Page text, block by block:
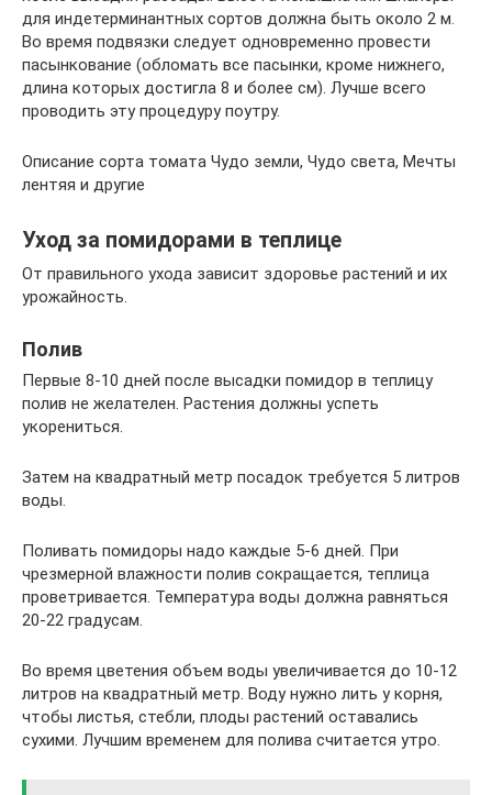
для индетерминантных сортов должна быть около 2 м.
Во время подвязки следует одновременно провести
пасынкование (обломать все пасынки, кроме нижнего,
длина которых достигла 8 и более см). Лучше всего
проводить эту процедуру поутру.
Описание сорта томата Чудо земли, Чудо света, Мечты
лентяя и другие
Уход за помидорами в теплице
От правильного ухода зависит здоровье растений и их
урожайность.
Полив
Первые 8-10 дней после высадки помидор в теплицу
полив не желателен. Растения должны успеть
укорениться.
Затем на квадратный метр посадок требуется 5 литров
воды.
Поливать помидоры надо каждые 5-6 дней. При
чрезмерной влажности полив сокращается, теплица
проветривается. Температура воды должна равняться
20-22 градусам.
Во время цветения объем воды увеличивается до 10-12
литров на квадратный метр. Воду нужно лить у корня,
чтобы листья, стебли, плоды растений оставались
сухими. Лучшим временем для полива считается утро.